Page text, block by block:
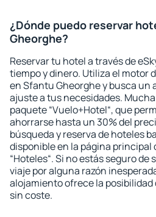
¿Dónde puedo reservar
Gheorghe?
Reservar tu hotel a través de
tiempo y dinero. Utiliza el motor
en Sfantu Gheorghe y busca un
ajuste a tus necesidades.
paquete “Vuelo+Hotel“, que
ahorrarse hasta un 30% del
búsqueda y reserva de hoteles
disponible en la página principal
“Hoteles“. Si no estás seguro de
viaje por alguna razón
alojamiento ofrece la posibilidad
sin coste.